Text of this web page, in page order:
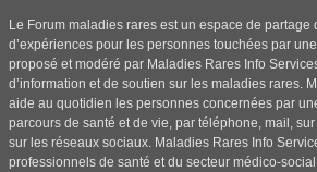
Le Forum maladies rares est un espace de partage
d’expériences pour les personnes touchées par
proposé et modéré par Maladies Rares Info
d’information et de soutien sur les maladies rares.
aide au quotidien les personnes concernées par
parcours de santé et de vie, par téléphone, mail,
sur les réseaux sociaux. Maladies Rares Info
professionnels de santé et du secteur médico-social.